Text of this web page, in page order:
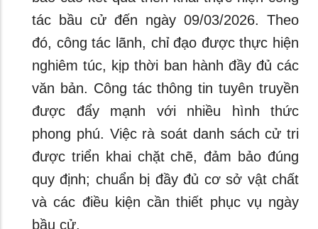
tác bầu cử đến ngày 09/03/2026. Theo
đó, công tác lãnh, chỉ đạo được thực hiện
nghiêm túc, kịp thời ban hành đầy đủ các
văn bản. Công tác thông tin tuyên truyền
được đẩy mạnh với nhiều hình thức
phong phú. Việc rà soát danh sách cử tri
được triển khai chặt chẽ, đảm bảo đúng
quy định; chuẩn bị đầy đủ cơ sở vật chất
và các điều kiện cần thiết phục vụ ngày
bầu cử.